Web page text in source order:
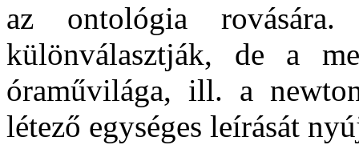
az ontológia
különválasztják, de a
óraművilága, ill. a
létező egységes leírását